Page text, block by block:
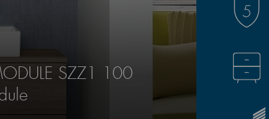
SZZ1 100